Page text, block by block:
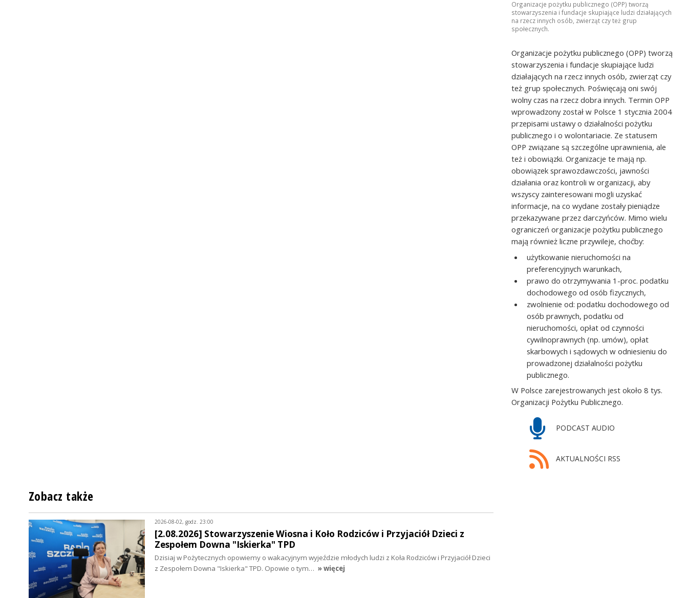
Organizacje pożytku publicznego (OPP) tworzą
stowarzyszenia i fundacje skupiające ludzi działających
na rzecz innych osób, zwierząt czy też grup
społecznych.
Organizacje pożytku publicznego (OPP) tworzą
stowarzyszenia i fundacje skupiające ludzi
działających na rzecz innych osób, zwierząt czy
też grup społecznych. Poświęcają oni swój
wolny czas na rzecz dobra innych. Termin OPP
wprowadzony został w Polsce 1 stycznia 2004
przepisami ustawy o działalności pożytku
publicznego i o wolontariacie. Ze statusem
OPP związane są szczególne uprawnienia, ale
też i obowiązki. Organizacje te mają np.
obowiązek sprawozdawczości, jawności
działania oraz kontroli w organizacji, aby
wszyscy zainteresowani mogli uzyskać
informacje, na co wydane zostały pieniądze
przekazywane przez darczyńców. Mimo wielu
ograniczeń organizacje pożytku publicznego
mają również liczne przywileje, choćby:
użytkowanie nieruchomości na
preferencyjnych warunkach,
prawo do otrzymywania 1-proc. podatku
dochodowego od osób fizycznych,
zwolnienie od: podatku dochodowego od
osób prawnych, podatku od
nieruchomości, opłat od czynności
cywilnoprawnych (np. umów), opłat
skarbowych i sądowych w odniesieniu do
prowadzonej działalności pożytku
publicznego.
W Polsce zarejestrowanych jest około 8 tys.
Organizacji Pożytku Publicznego.
PODCAST AUDIO
AKTUALNOŚCI RSS
Zobacz także
2026-08-02, godz. 23:00
[2.08.2026] Stowarzyszenie Wiosna i Koło Rodziców i Przyjaciół Dzieci z
Zespołem Downa "Iskierka" TPD
Dzisiaj w Pożytecznych opowiemy o wakacyjnym wyjeździe młodych ludzi z Koła Rodziców i Przyjaciół Dzieci
z Zespołem Downa "Iskierka" TPD. Opowie o tym… » więcej